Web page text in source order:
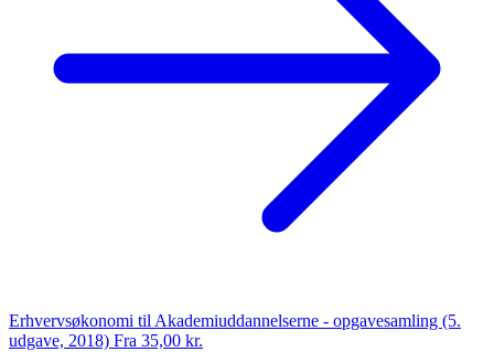
Erhvervsøkonomi til Akademiuddannelserne - opgavesamling (5.
udgave, 2018) Fra 35,00 kr.